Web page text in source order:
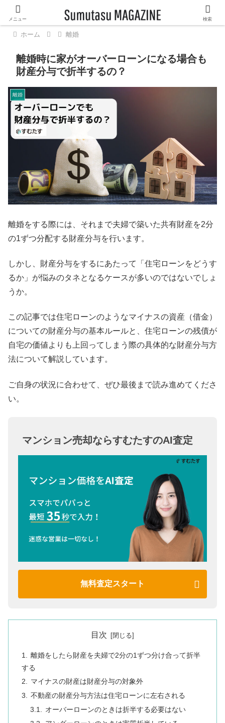
ホーム 離婚
離婚時に家がオーバーローンになる場合も
財産分与で折半するの？
離婚
離婚をする際には、それまで夫婦で築いた共有財産を2分
の1ずつ分配する財産分与を行います。
しかし、財産分与をするにあたって「住宅ローンをどうす
るか」が悩みのタネとなるケースが多いのではないでしょ
うか。
この記事では住宅ローンのようなマイナスの資産（借金）
についての財産分与の基本ルールと、住宅ローンの残債が
自宅の価値よりも上回ってしまう際の具体的な財産分与方
法について解説しています。
ご自身の状況に合わせて、ぜひ最後まで読み進めてくださ
い。
マンション売却ならすむたすのAI査定
無料査定スタート
目次
離婚をしたら財産を夫婦で2分の1ずつ分け合って折半
する
マイナスの財産は財産分与の対象外
不動産の財産分与方法は住宅ローンに左右される
オーバーローンのときは折半する必要はない
メニュー 検索